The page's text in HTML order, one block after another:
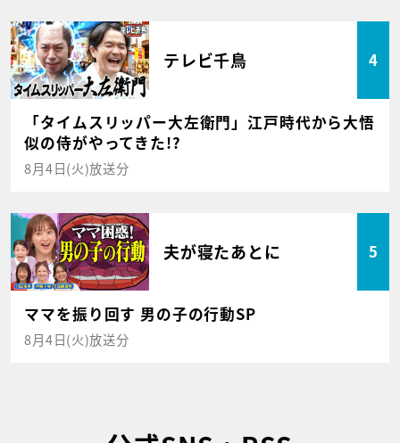
テレビ千鳥 4
「タイムスリッパー大左衛門」江戸時代から大悟
似の侍がやってきた!?
8月4日(火)放送分
夫が寝たあとに 5
ママを振り回す 男の子の行動SP
8月4日(火)放送分